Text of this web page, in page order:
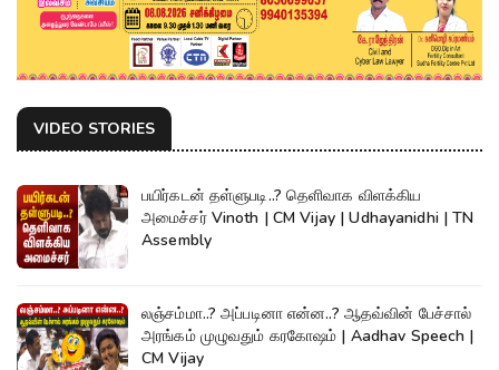
VIDEO STORIES
பயிர்கடன் தள்ளுபடி..? தெளிவாக விளக்கிய
அமைச்சர் Vinoth | CM Vijay | Udhayanidhi | TN
Assembly
லஞ்சம்மா..? அப்படினா என்ன..? ஆதவ்வின் பேச்சால்
அரங்கம் முழுவதும் கரகோஷம் | Aadhav Speech |
CM Vijay